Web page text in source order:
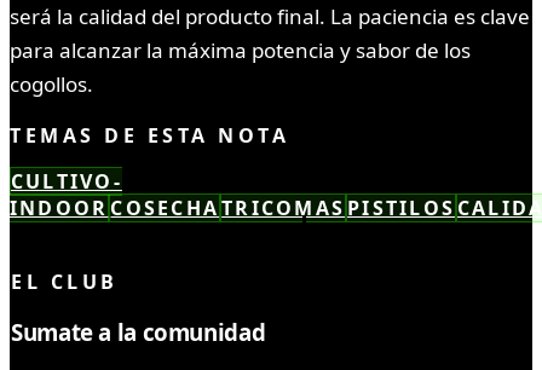
será la calidad del producto final. La paciencia es clave
para alcanzar la máxima potencia y sabor de los
cogollos.
TEMAS DE ESTA NOTA
CULTIVO-
INDOOR COSECHATRICOMAS PISTILOS
EL CLUB
Sumate a la comunidad